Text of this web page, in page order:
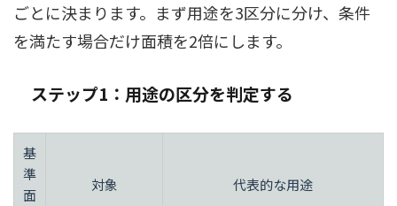
ごとに決まります。まず用途を3区分に分け、条件
を満たす場合だけ面積を2倍にします。
ステップ1：用途の区分を判定する
基
準
面
対象 代表的な用途